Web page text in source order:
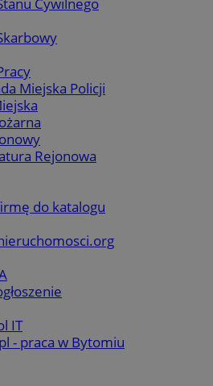
Miejska Policji
Rejonowa
do katalogu
IT
- praca w Bytomiu